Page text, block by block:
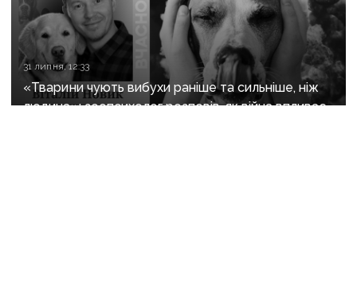
31 липня, 12:33
«Тварини чують вибухи раніше та сильніше, ніж
людина»: зоопсихолог розповів, як війна впливає